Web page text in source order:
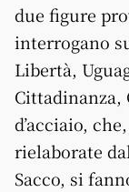
due figure
interrogano
Libertà,
Cittadinanza,
d’acciaio,
rielaborate
Sacco, si